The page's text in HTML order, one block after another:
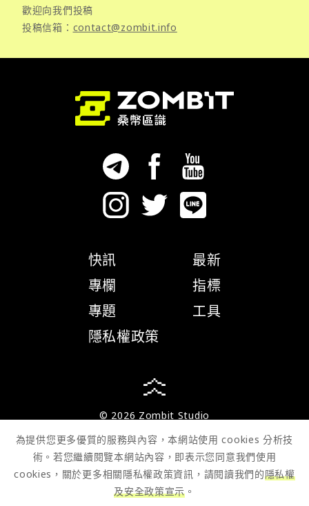
歡迎向我們投稿
投稿信箱： contact@zombit.info
快訊
專欄
專題
隱私權政策
最新
指標
工具
© 2026 Zombit Studio
為提供您更多優質的服務與內容，本網站使用 cookies 分析技
術。若您繼續閱覽本網站內容，即表示您同意我們使用
cookies，關於更多相關隱私權政策資訊，請閱讀我們的隱私權
及安全政策宣示 。